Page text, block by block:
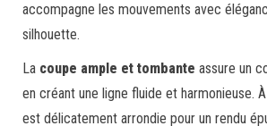
accompagne les mouvements avec
silhouette.
La coupe ample et tombante assure un
en créant une ligne fluide et harmonieuse. À
est délicatement arrondie pour un rendu